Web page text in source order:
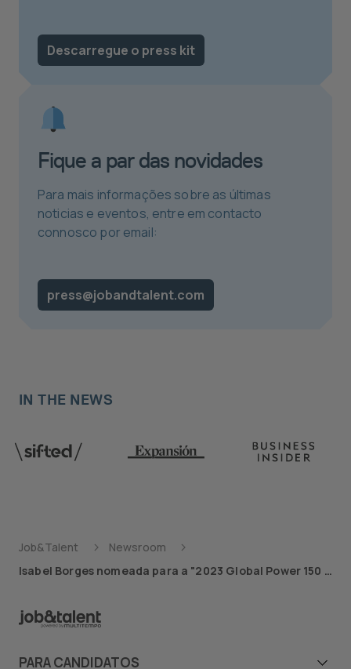
Descarregue o press kit
Fique a par das novidades
Para mais informações sobre as últimas
noticias e eventos, entre em contacto
connosco por email:
press@jobandtalent.com
IN THE NEWS
Job&Talent
Newsroom
Isabel Borges nomeada para a "2023 Global Power 150 - Women in Staffing"
PARA CANDIDATOS